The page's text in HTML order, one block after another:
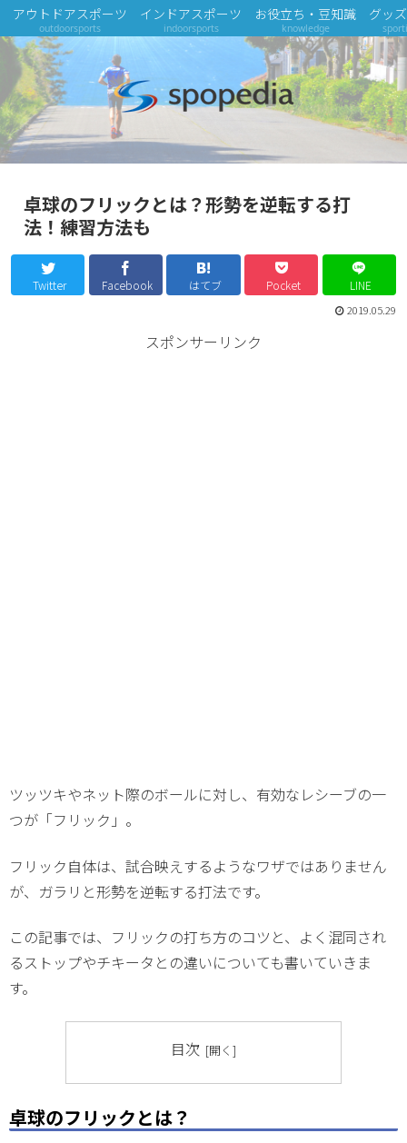
アウトドアスポーツ
outdoorsports
インドアスポーツ
indoorsports
お役立ち・豆知識
knowledge
グッ
卓球のフリックとは？形勢を逆転する打
法！練習方法も
Twitter Facebook はてブ Pocket LINE
2019.05.29
スポンサーリンク
ツッツキやネット際のボールに対し、有効なレシーブの一
つが「フリック」。
フリック自体は、試合映えするようなワザではありません
が、ガラリと形勢を逆転する打法です。
この記事では、フリックの打ち方のコツと、よく混同され
るストップやチキータとの違いについても書いていきま
す。
目次
卓球のフリックとは？